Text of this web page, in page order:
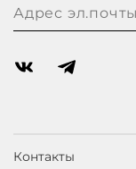
Контакты